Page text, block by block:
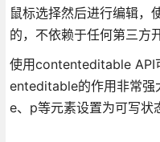
鼠标选择然后进行编辑，
的，不依赖于任何第三方
使用contenteditable API
enteditable的作用非常
e、p等元素设置为可写状